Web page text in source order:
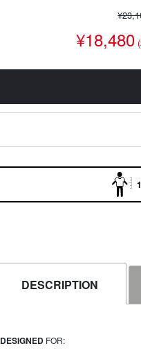
¥18,480
DESCRIPTION
DESIGNED FOR: